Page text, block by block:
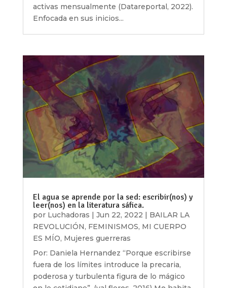
activas mensualmente (Datareportal, 2022).
Enfocada en sus inicios...
El agua se aprende por la sed: escribir(nos) y
leer(nos) en la literatura sáfica.
por Luchadoras | Jun 22, 2022 | BAILAR LA
REVOLUCIÓN, FEMINISMOS, MI CUERPO
ES MÍO, Mujeres guerreras
Por: Daniela Hernandez “Porque escribirse
fuera de los límites introduce la precaria,
poderosa y turbulenta figura de lo mágico